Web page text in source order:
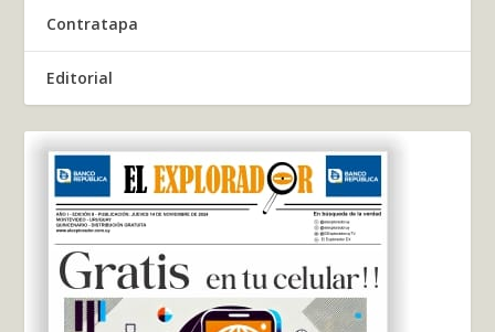
Contratapa
Editorial